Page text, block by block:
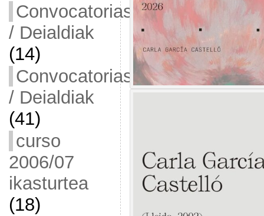
Convocatorias
/ Deialdiak
(14)
Convocatorias
/ Deialdiak
(41)
curso
2006/07
ikasturtea
(18)